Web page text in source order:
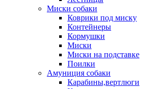
Миски собаки
Коврики под миску
Контейнеры
Кормушки
Миски
Миски на подставке
Поилки
Амуниция собаки
Карабины,вертлюги